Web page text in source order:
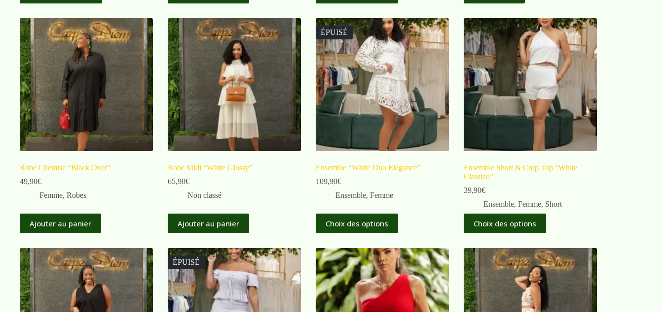
Robe Chemise “Black Over”
49,90€
Femme, Robes
Ajouter au panier
Robe Midi “White Glossy”
65,90€
Non classé
Ajouter au panier
ÉPUISÉ
Ensemble “White Duo Elegance”
109,90€
Ensemble, Femme
Choix des options
Ensemble Short & Crop Top “White
Classico”
39,90€
Ensemble, Femme, Short
Choix des options
ÉPUISÉ